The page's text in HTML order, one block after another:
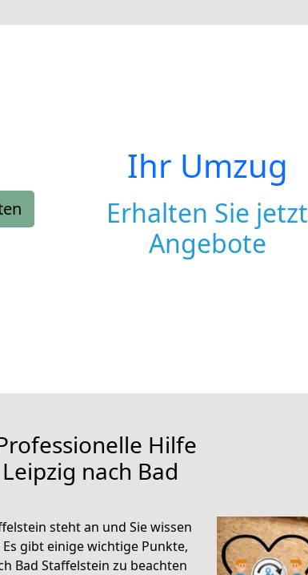
Ihr Umzug
Erhalten Sie jetzt
Angebote
Hilfe
nach Bad
steht an und Sie wissen
gibt einige wichtige Punkte,
Bad Staffelstein zu beachten